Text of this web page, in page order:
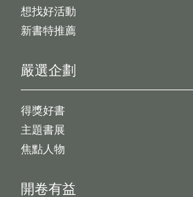
想找好活動
新書特推薦
開卷有益
嚴選企劃
得獎好書
主題書展
焦點人物